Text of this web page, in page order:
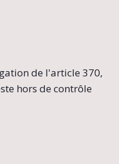
de l'article 370,
hors de contrôle